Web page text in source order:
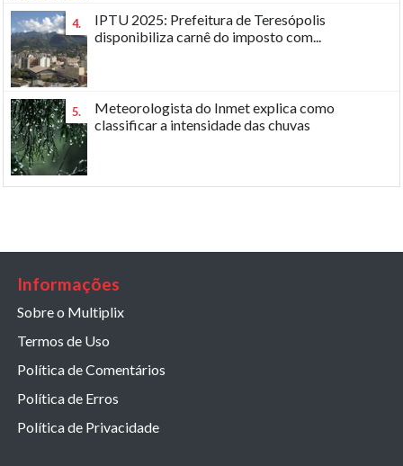
4.
IPTU 2025: Prefeitura de Teresópolis
disponibiliza carnê do imposto com...
5.
Meteorologista do Inmet explica como
classificar a intensidade das chuvas
Informações
Sobre o Multiplix
Termos de Uso
Política de Comentários
Política de Erros
Política de Privacidade